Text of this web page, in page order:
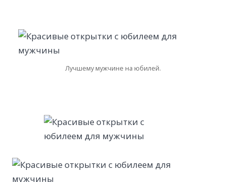
Лучшему мужчине на юбилей.